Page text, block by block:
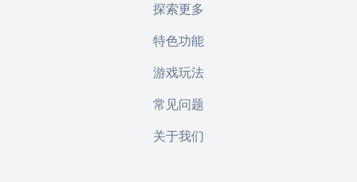
探索更多
特色功能
游戏玩法
常见问题
关于我们